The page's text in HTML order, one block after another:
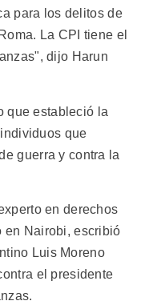
para los delitos de
La CPI tiene el
dijo Harun
que estableció la
que
guerra y contra la
en derechos
en Nairobi, escribió
Luis Moreno
el presidente